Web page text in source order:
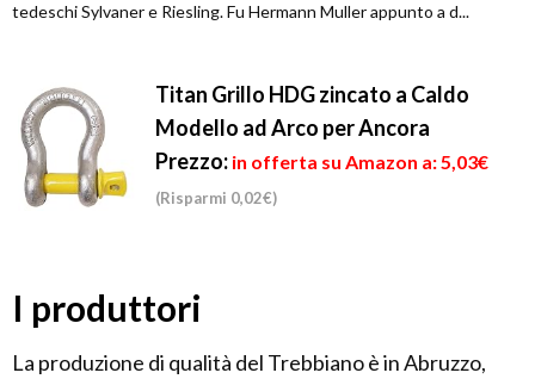
tedeschi Sylvaner e Riesling. Fu Hermann Muller appunto a d...
Titan Grillo HDG zincato a Caldo
Modello ad Arco per Ancora
Prezzo: in offerta su Amazon a: 5,03€
(Risparmi 0,02€)
I produttori
La produzione di qualità del Trebbiano è in Abruzzo,